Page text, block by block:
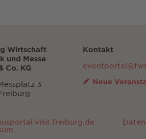
Wirtschaft
und Messe
Co. KG
3
Kontakt
Neue
visit.freiburg.de